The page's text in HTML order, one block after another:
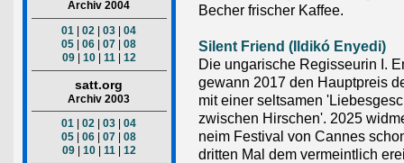
Archiv 2004
01 |02 |03 |04
05 |06 |07 |08
09 | 10 | 11 | 12
satt.org
Archiv 2003
01 |02 |03 |04
05 |06 |07 |08
09
10 11 12
Becher frischer Kaffee.
Silent Friend (Ildikó Enyedi)
Die ungarische Regisseurin I.
gewann 2017 den Hauptpreis
mit einer seltsamen
zwischen Hirschen'. 2025
neim Festival von Cannes
dritten Mal dem vermeintlich